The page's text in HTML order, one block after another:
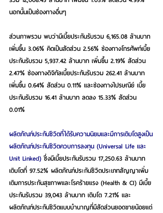
นอกนั้นเป็นช่องทางอื่นๆ
ส่วนภาพรวม พบว่ามีเบี้ยประกันรับรวม 6,165.08 ล้านบาท
เพิ่มขึ้น 3.06% คิดเป็นสัดส่วน 2.56% ช่องทางโทรศัพท์เบี้ย
ประกันรับรวม 5,937.42 ล้านบาท เพิ่มขึ้น 2.19% สัดส่วน
2.47% ช่องทางดิจิทัลเบี้ยประกันรับรวม 262.41 ล้านบาท
เพิ่มขึ้น 0.64% สัดส่วน 0.11% และช่องทางไปรษณีย์ เบี้ย
ประกันรับรวม 16.41 ล้านบาท ลดลง 15.33% สัดส่วน
0.01%
ผลิตภัณฑ์ประกันชีวิตที่ได้รับความนิยมและมีการเติบโตสูงเป็น
ผลิตภัณฑ์ประกันชีวิตควบการลงทุน (Universal Life และ
Unit Linked) ซึ่งมีเบี้ยประกันรับรวม 17,250.63 ล้านบาท
เติบโตที่ 97.52% ผลิตภัณฑ์ประกันชีวิตประเภทสัญญาเพิ่ม
เติมการประกันสุขภาพและโรคร้ายแรง (Health & CI) มีเบี้ย
ประกันรับรวม 39,043 ล้านบาท เติบโต 7.21% และ
ผลิตภัณฑ์ประกันชีวิตแบบบำนาญที่มีสัดส่วนยอดขายน้อยแต่